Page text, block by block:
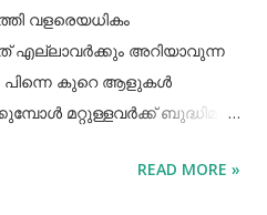
വളരെയധികം
അറിയാവുന്ന
പിന്നെ കുറെ ആളുകൾ
മറ്റുള്ളവർക്ക് ബുദ്ധിമുട്ട്
ആദ്യമായി നമ്മൾREAD MORE »